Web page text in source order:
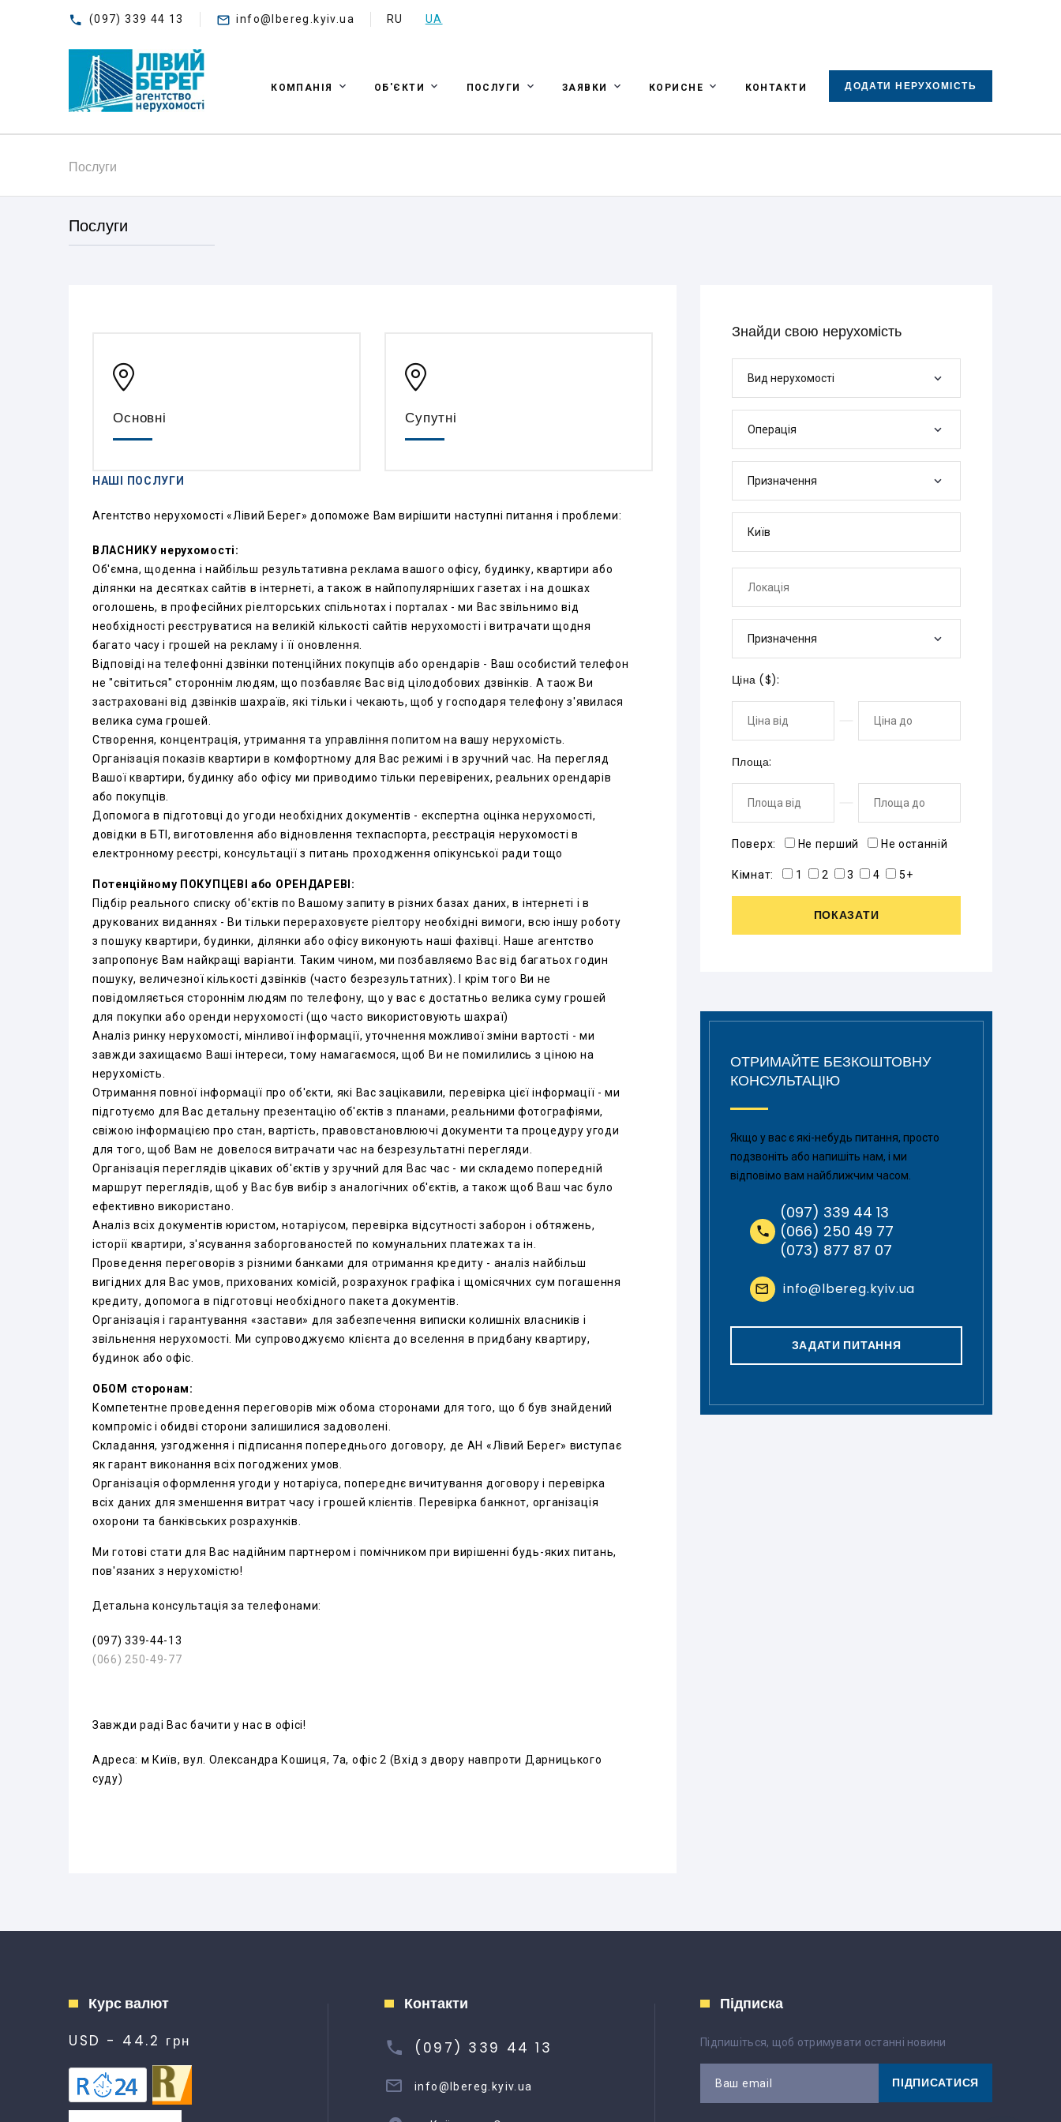
(097) 339 44 13 info@lbereg.kyiv.ua RU UA
КОМПАНІЯ ОБ'ЄКТИ ПОСЛУГИ ЗАЯВКИ КОРИСНЕ КОНТАКТИ ДОДАТИ НЕРУХОМІСТЬ
Послуги
Послуги
Основні Супутні
НАШІ ПОСЛУГИ
Агентство нерухомості «Лівий Берег» допоможе Вам вирішити наступні питання і проблеми:
ВЛАСНИКУ нерухомості:
Об'ємна, щоденна і найбільш результативна реклама вашого офісу, будинку, квартири або
ділянки на десятках сайтів в інтернеті, а також в найпопулярніших газетах і на дошках
оголошень, в професійних ріелторських спільнотах і порталах - ми Вас звільнимо від
необхідності реєструватися на великій кількості сайтів нерухомості і витрачати щодня
багато часу і грошей на рекламу і її оновлення.
Відповіді на телефонні дзвінки потенційних покупців або орендарів - Ваш особистий телефон
не "світиться" стороннім людям, що позбавляє Вас від цілодобових дзвінків. А таож Ви
застраховані від дзвінків шахраїв, які тільки і чекають, щоб у господаря телефону з'явилася
велика сума грошей.
Створення, концентрація, утримання та управління попитом на вашу нерухомість.
Організація показів квартири в комфортному для Вас режимі і в зручний час. На перегляд
Вашої квартири, будинку або офісу ми приводимо тільки перевірених, реальних орендарів
або покупців.
Допомога в підготовці до угоди необхідних документів - експертна оцінка нерухомості,
довідки в БТІ, виготовлення або відновлення техпаспорта, реєстрація нерухомості в
електронному реєстрі, консультації з питань проходження опікунської ради тощо
Потенційному ПОКУПЦЕВІ або ОРЕНДАРЕВІ:
Підбір реального списку об'єктів по Вашому запиту в різних базах даних, в інтернеті і в
друкованих виданнях - Ви тільки перераховуєте ріелтору необхідні вимоги, всю іншу роботу
з пошуку квартири, будинки, ділянки або офісу виконують наші фахівці. Наше агентство
запропонує Вам найкращі варіанти. Таким чином, ми позбавляємо Вас від багатьох годин
пошуку, величезної кількості дзвінків (часто безрезультатних). І крім того Ви не
повідомляється стороннім людям по телефону, що у вас є достатньо велика суму грошей
для покупки або оренди нерухомості (що часто використовують шахраї)
Аналіз ринку нерухомості, мінливої інформації, уточнення можливої ​​зміни вартості - ми
завжди захищаємо Ваші інтереси, тому намагаємося, щоб Ви не помилились з ціною на
нерухомість.
Отримання повної інформації про об'єкти, які Вас зацікавили, перевірка цієї інформації - ми
підготуємо для Вас детальну презентацію об'єктів з планами, реальними фотографіями,
свіжою інформацією про стан, вартість, правовстановлюючі документи та процедуру угоди
для того, щоб Вам не довелося витрачати час на безрезультатні перегляди.
Організація переглядів цікавих об'єктів у зручний для Вас час - ми складемо попередній
маршрут переглядів, щоб у Вас був вибір з аналогічних об'єктів, а також щоб Ваш час було
ефективно використано.
Аналіз всіх документів юристом, нотаріусом, перевірка відсутності заборон і обтяжень,
історії квартири, з'ясування заборгованостей по комунальних платежах та ін.
Проведення переговорів з різними банками для отримання кредиту - аналіз найбільш
вигідних для Вас умов, прихованих комісій, розрахунок графіка і щомісячних сум погашення
кредиту, допомога в підготовці необхідного пакета документів.
Організація і гарантування «застави» для забезпечення виписки колишніх власників і
звільнення нерухомості. Ми супроводжуємо клієнта до вселення в придбану квартиру,
будинок або офіс.
ОБОМ сторонам:
Компетентне проведення переговорів між обома сторонами для того, що б був знайдений
компроміс і обидві сторони залишилися задоволені.
Складання, узгодження і підписання попереднього договору, де АН «Лівий Берег» виступає
як гарант виконання всіх погоджених умов.
Організація оформлення угоди у нотаріуса, попереднє вичитування договору і перевірка
всіх даних для зменшення витрат часу і грошей клієнтів. Перевірка банкнот, організація
охорони та банківських розрахунків.
Ми готові стати для Вас надійним партнером і помічником при вирішенні будь-яких питань,
пов'язаних з нерухомістю!
Детальна консультація за телефонами:
(097) 339-44-13
(066) 250-49-77
Завжди раді Вас бачити у нас в офісі!
Адреса: м Київ, вул. Олександра Кошиця, 7а, офіс 2 (Вхід з двору навпроти Дарницького
суду)
Знайди свою нерухомість
Вид нерухомості
Операція
Призначення
Призначення
Ціна ($):
Площа:
Поверх: Не перший Не останній
Кімнат: 1 2 3 4 5+
ПОКАЗАТИ
ОТРИМАЙТЕ БЕЗКОШТОВНУ
КОНСУЛЬТАЦІЮ
Якщо у вас є які-небудь питання, просто
подзвоніть або напишіть нам, і ми
відповімо вам найближчим часом.
(097) 339 44 13
(066) 250 49 77
(073) 877 87 07
info@lbereg.kyiv.ua
ЗАДАТИ ПИТАННЯ
Курс валют
USD - 44.2 грн
Контакти
(097) 339 44 13
info@lbereg.kyiv.ua
Підписка
Підпишіться, щоб отримувати останні новини
Ваш email ПІДПИСАТИСЯ